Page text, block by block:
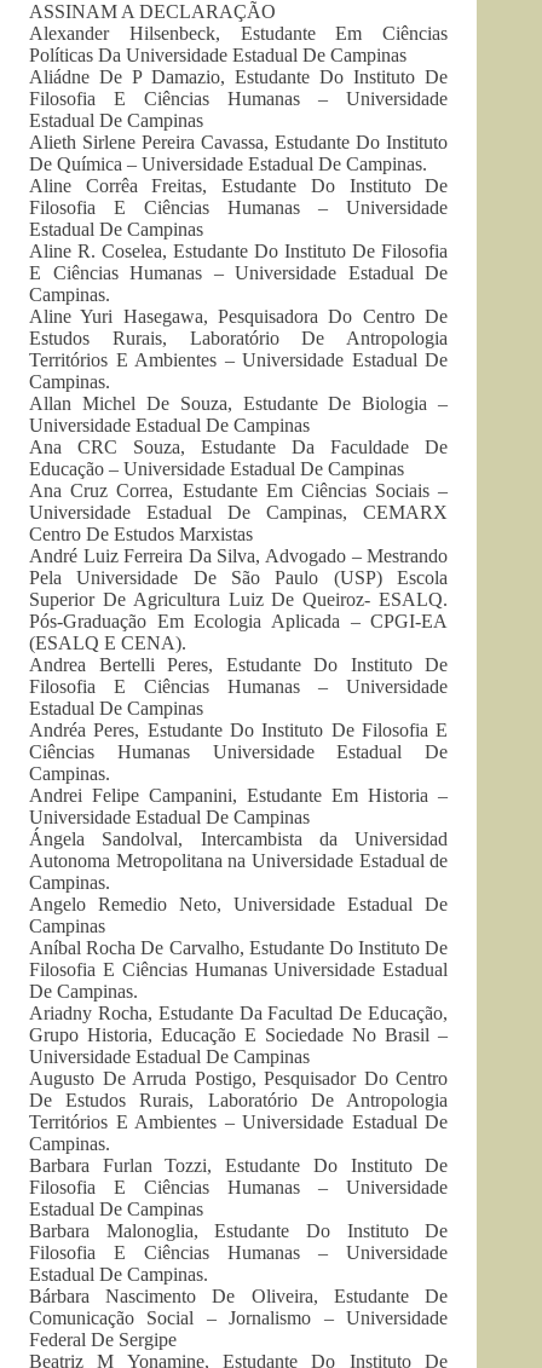
ASSINAM A DECLARAÇÃO
Alexander Hilsenbeck, Estudante Em Ciências
Políticas Da Universidade Estadual De Campinas
Aliádne De P Damazio, Estudante Do Instituto De
Filosofia E Ciências Humanas – Universidade
Estadual De Campinas
Alieth Sirlene Pereira Cavassa, Estudante Do Instituto
De Química – Universidade Estadual De Campinas.
Aline Corrêa Freitas, Estudante Do Instituto De
Filosofia E Ciências Humanas – Universidade
Estadual De Campinas
Aline R. Coselea, Estudante Do Instituto De Filosofia
E Ciências Humanas – Universidade Estadual De
Campinas.
Aline Yuri Hasegawa, Pesquisadora Do Centro De
Estudos Rurais, Laboratório De Antropologia
Territórios E Ambientes – Universidade Estadual De
Campinas.
Allan Michel De Souza, Estudante De Biologia –
Universidade Estadual De Campinas
Ana CRC Souza, Estudante Da Faculdade De
Educação – Universidade Estadual De Campinas
Ana Cruz Correa, Estudante Em Ciências Sociais –
Universidade Estadual De Campinas, CEMARX
Centro De Estudos Marxistas
André Luiz Ferreira Da Silva, Advogado – Mestrando
Pela Universidade De São Paulo (USP) Escola
Superior De Agricultura Luiz De Queiroz- ESALQ.
Pós-Graduação Em Ecologia Aplicada – CPGI-EA
(ESALQ E CENA).
Andrea Bertelli Peres, Estudante Do Instituto De
Filosofia E Ciências Humanas – Universidade
Estadual De Campinas
Andréa Peres, Estudante Do Instituto De Filosofia E
Ciências Humanas Universidade Estadual De
Campinas.
Andrei Felipe Campanini, Estudante Em Historia –
Universidade Estadual De Campinas
Ángela Sandolval, Intercambista da Universidad
Autonoma Metropolitana na Universidade Estadual de
Campinas.
Angelo Remedio Neto, Universidade Estadual De
Campinas
Aníbal Rocha De Carvalho, Estudante Do Instituto De
Filosofia E Ciências Humanas Universidade Estadual
De Campinas.
Ariadny Rocha, Estudante Da Facultad De Educação,
Grupo Historia, Educação E Sociedade No Brasil –
Universidade Estadual De Campinas
Augusto De Arruda Postigo, Pesquisador Do Centro
De Estudos Rurais, Laboratório De Antropologia
Territórios E Ambientes – Universidade Estadual De
Campinas.
Barbara Furlan Tozzi, Estudante Do Instituto De
Filosofia E Ciências Humanas – Universidade
Estadual De Campinas
Barbara Malonoglia, Estudante Do Instituto De
Filosofia E Ciências Humanas – Universidade
Estadual De Campinas.
Bárbara Nascimento De Oliveira, Estudante De
Comunicação Social – Jornalismo – Universidade
Federal De Sergipe
Beatriz M Yonamine, Estudante Do Instituto De